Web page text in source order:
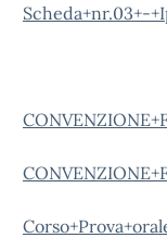
Scheda+nr.03+-